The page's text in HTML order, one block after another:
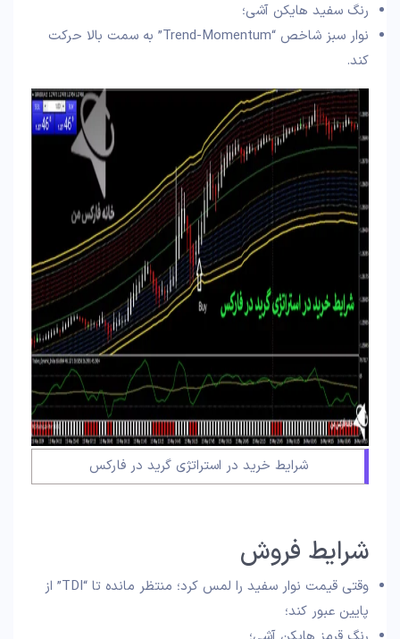
رنگ سفید هایکن آشی؛
نوار سبز شاخص “Trend-Momentum” به سمت بالا حرکت
کند.
شرایط خرید در استراتژی گرید در فارکس
شرایط فروش
وقتی قیمت نوار سفید را لمس کرد؛ منتظر مانده تا “TDI” از
پایین عبور کند؛